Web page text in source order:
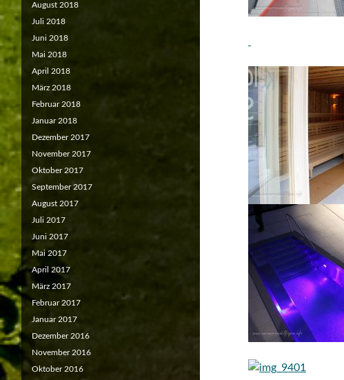
August 2018
Juli 2018
Juni 2018
Mai 2018
April 2018
März 2018
Februar 2018
Januar 2018
Dezember 2017
November 2017
Oktober 2017
September 2017
August 2017
Juli 2017
Juni 2017
Mai 2017
April 2017
März 2017
Februar 2017
Januar 2017
Dezember 2016
November 2016
Oktober 2016